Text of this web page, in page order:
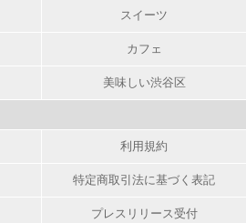
スイーツ
カフェ
美味しい渋谷区
利用規約
特定商取引法に基づく表記
プレスリリース受付